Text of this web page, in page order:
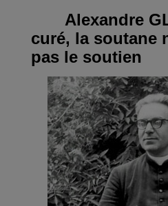
b
o
o
t
t
e
a
i
l
n
k
e
d
I
r
t
a
g
e
Alexandre
curé, la soutane
pas le soutien